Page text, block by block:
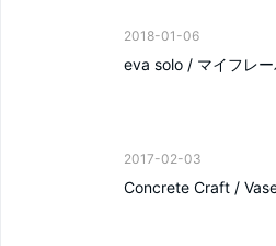
2018-01-06
eva solo / マイフレー
2017-02-03
Concrete Craft /